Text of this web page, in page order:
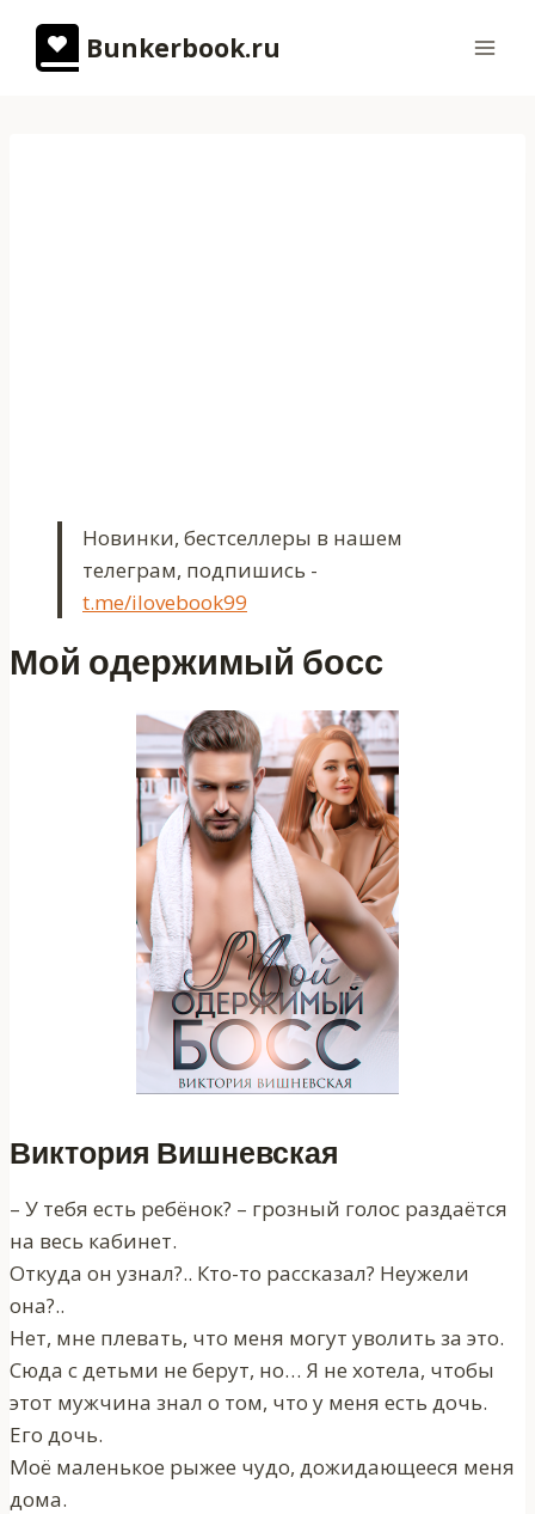
содержимому
Bunkerbook.ru
Новинки, бестселлеры в нашем
телеграм, подпишись -
t.me/ilovebook99
Мой одержимый босс
Виктория Вишневская
– У тебя есть ребёнок? – грозный голос раздаётся
на весь кабинет.
Откуда он узнал?.. Кто-то рассказал? Неужели
она?..
Нет, мне плевать, что меня могут уволить за это.
Сюда с детьми не берут, но… Я не хотела, чтобы
этот мужчина знал о том, что у меня есть дочь.
Его дочь.
Моё маленькое рыжее чудо, дожидающееся меня
дома.